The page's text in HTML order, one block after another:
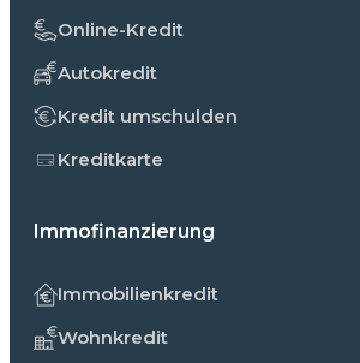
Online-Kredit
Autokredit
Kredit umschulden
Kreditkarte
Immofinanzierung
Immobilienkredit
Wohnkredit